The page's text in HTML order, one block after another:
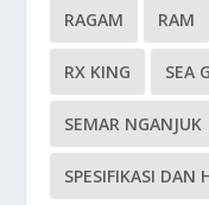
RAGAM RAM
RX KING SEA
SEMAR NGANJUK
SPESIFIKASI DAN